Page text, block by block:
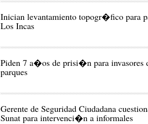
Inician levantamiento topogr�fico para
Los Incas
Piden 7 a�os de prisi�n para invasores
parques
Gerente de Seguridad Ciudadana
Sunat para intervenci�n a informales